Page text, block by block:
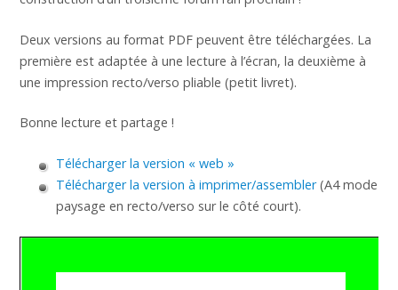
Deux versions au format PDF peuvent être téléchargées. La
première est adaptée à une lecture à l’écran, la deuxième à
une impression recto/verso pliable (petit livret).
Bonne lecture et partage !
Télécharger la version « web »
Télécharger la version à imprimer/assembler(A4 mode
paysage en recto/verso sur le côté court).